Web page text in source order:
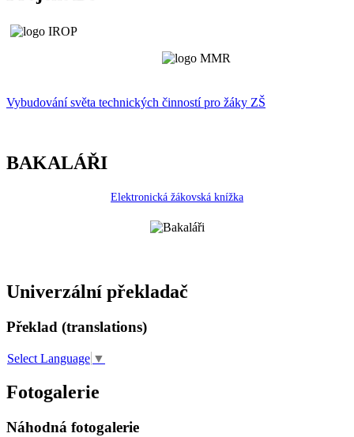
Vybudování světa technických činností pro žáky ZŠ
BAKALÁŘI
Elektronická žákovská knížka
Univerzální překladač
Překlad (translations)
Select Language ▼
Fotogalerie
Náhodná fotogalerie